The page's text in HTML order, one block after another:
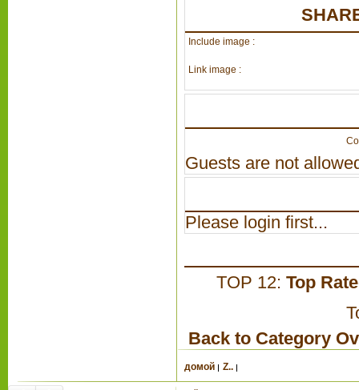
Include image :
Link image :
Guests are not
Please login first...
TOP 12: Top
Back to Category
домой Z..